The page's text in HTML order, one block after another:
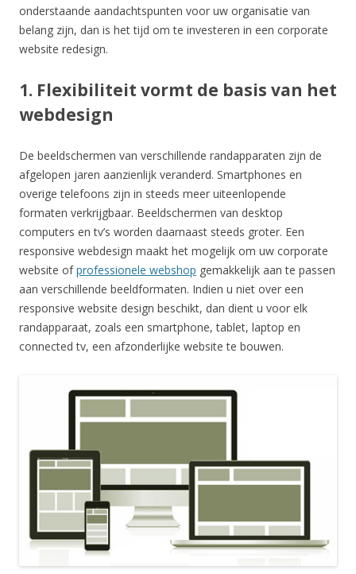
onderstaande aandachtspunten voor uw organisatie van
belang zijn, dan is het tijd om te investeren in een corporate
website redesign.
1. Flexibiliteit vormt de basis van het
webdesign
De beeldschermen van verschillende randapparaten zijn de
afgelopen jaren aanzienlijk veranderd. Smartphones en
overige telefoons zijn in steeds meer uiteenlopende
formaten verkrijgbaar. Beeldschermen van desktop
computers en tv’s worden daarnaast steeds groter. Een
responsive webdesign maakt het mogelijk om uw corporate
website ofprofessionele webshop gemakkelijk aan te passen
aan verschillende beeldformaten. Indien u niet over een
responsive website design beschikt, dan dient u voor elk
randapparaat, zoals een smartphone, tablet, laptop en
connected tv, een afzonderlijke website te bouwen.